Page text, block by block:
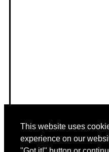
This website uses
experience on our
其他語言: